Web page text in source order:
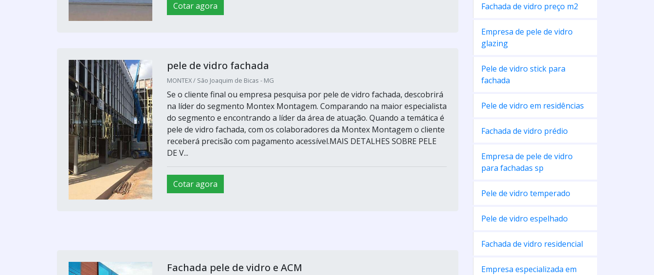
Cotar agora
pele de vidro fachada
MONTEX / São Joaquim de Bicas - MG
Se o cliente final ou empresa pesquisa por pele de vidro fachada, descobrirá
na líder do segmento Montex Montagem. Comparando na maior especialista
do segmento e encontrando a líder da área de atuação. Quando a temática é
pele de vidro fachada, com os colaboradores da Montex Montagem o cliente
receberá precisão com pagamento acessível.MAIS DETALHES SOBRE PELE
DE V...
Cotar agora
Fachada pele de vidro e ACM
Fachada de vidro preço m2
Empresa de pele de vidro
glazing
Pele de vidro stick para
fachada
Pele de vidro em residências
Fachada de vidro prédio
Empresa de pele de vidro
para fachadas sp
Pele de vidro temperado
Pele de vidro espelhado
Fachada de vidro residencial
Empresa especializada em